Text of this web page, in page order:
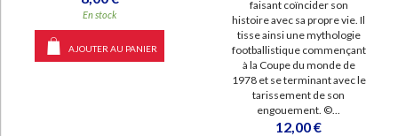
En stock
AJOUTER AU PANIER
faisant coïncider son
histoire avec sa propre vie. Il
tisse ainsi une mythologie
footballistique commençant
à la Coupe du monde de
1978 et se terminant avec le
tarissement de son
engouement. ©...
12,00 €